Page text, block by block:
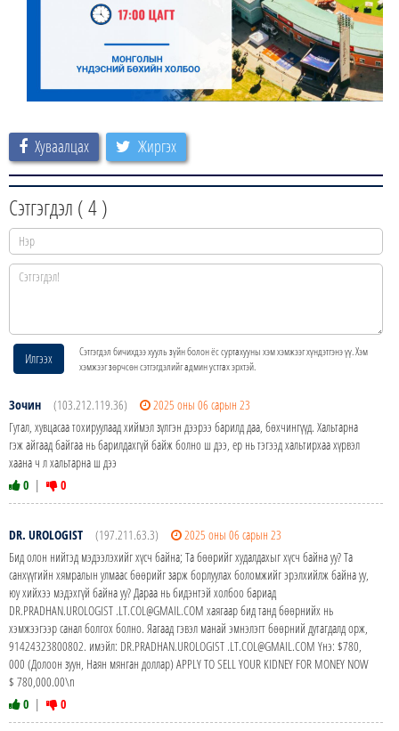
Хуваалцах Жиргэх
Сэтгэгдэл (4)
Илгээх
Сэтгэгдэл бичихдээ хууль зүйн болон ёс суртахууны хэм хэмжээг хүндэтгэнэ үү. Хэм
хэмжээг зөрчсөн сэтгэгдэлийг админ устгах эрхтэй.
Зочин (103.212.119.36)
2025 оны 06 сарын 23
Гутал, хувцасаа тохируулаад хиймэл зүлгэн дээрээ барилд даа, бөхчингүүд. Хальтарна
гэж айгаад байгаа нь барилдахгүй байж болно ш дээ, ер нь тэгээд хальтирхаа хүрвэл
хаана ч л хальтарна ш дээ
0 | 0
DR. UROLOGIST (197.211.63.3)
2025 оны 06 сарын 23
Бид олон нийтэд мэдээлэхийг хүсч байна; Та бөөрийг худалдахыг хүсч байна уу? Та
санхүүгийн хямралын улмаас бөөрийг зарж борлуулах боломжийг эрэлхийлж байна уу,
юу хийхээ мэдэхгүй байна уу? Дараа нь бидэнтэй холбоо бариад
DR.PRADHAN.UROLOGIST .LT.COL@GMAIL.COM хаягаар бид танд бөөрнийх нь
хэмжээгээр санал болгох болно. Яагаад гэвэл манай эмнэлэгт бөөрний дутагдалд орж,
91424323800802. имэйл: DR.PRADHAN.UROLOGIST .LT.COL@GMAIL.COM Yнэ: $780,
000 (Долоон зуун, Наян мянган доллар) APPLY TO SELL YOUR KIDNEY FOR MONEY NOW
$ 780,000.00\n
0 | 0